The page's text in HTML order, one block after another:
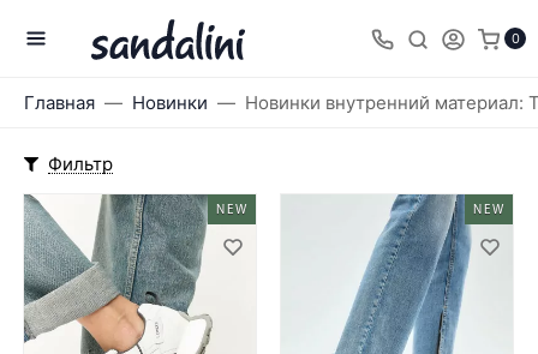
0
Главная Новинки Новинки внутренний материал:
Фильтр
NEW NEW